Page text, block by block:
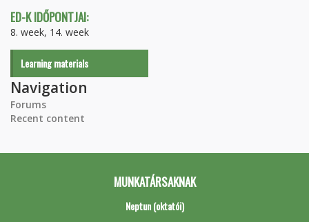
ED-K IDŐPONTJAI:
8. week, 14. week
Learning materials
Navigation
Forums
Recent content
MUNKATÁRSAKNAK
Neptun (oktatói)